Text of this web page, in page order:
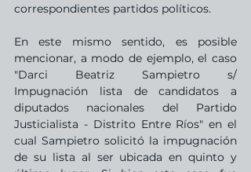
correspondientes partidos políticos.
En este mismo sentido, es posible
mencionar, a modo de ejemplo, el caso
"Darci Beatriz Sampietro s/
Impugnación lista de candidatos a
diputados nacionales del Partido
Justicialista - Distrito Entre Ríos" en el
cual Sampietro solicitó la impugnación
de su lista al ser ubicada en quinto y